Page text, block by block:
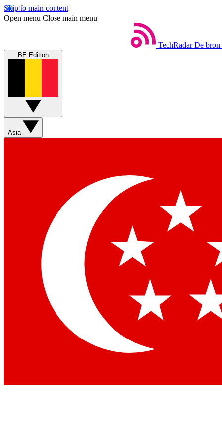
Skip to main content
Open menu Close main menu
TechRadar De bron
BE Edition
Asia